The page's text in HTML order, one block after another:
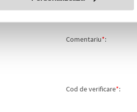
Comentariu*:
Cod de verificare*: